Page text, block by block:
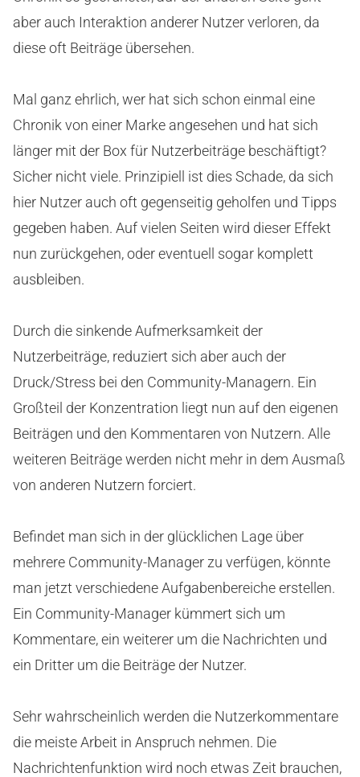
aber auch Interaktion anderer Nutzer verloren, da
diese oft Beiträge übersehen.
Mal ganz ehrlich, wer hat sich schon einmal eine
Chronik von einer Marke angesehen und hat sich
länger mit der Box für Nutzerbeiträge beschäftigt?
Sicher nicht viele. Prinzipiell ist dies Schade, da sich
hier Nutzer auch oft gegenseitig geholfen und Tipps
gegeben haben. Auf vielen Seiten wird dieser Effekt
nun zurückgehen, oder eventuell sogar komplett
ausbleiben.
Durch die sinkende Aufmerksamkeit der
Nutzerbeiträge, reduziert sich aber auch der
Druck/Stress bei den Community-Managern. Ein
Großteil der Konzentration liegt nun auf den eigenen
Beiträgen und den Kommentaren von Nutzern. Alle
weiteren Beiträge werden nicht mehr in dem Ausmaß
von anderen Nutzern forciert.
Befindet man sich in der glücklichen Lage über
mehrere Community-Manager zu verfügen, könnte
man jetzt verschiedene Aufgabenbereiche erstellen.
Ein Community-Manager kümmert sich um
Kommentare, ein weiterer um die Nachrichten und
ein Dritter um die Beiträge der Nutzer.
Sehr wahrscheinlich werden die Nutzerkommentare
die meiste Arbeit in Anspruch nehmen. Die
Nachrichtenfunktion wird noch etwas Zeit brauchen,